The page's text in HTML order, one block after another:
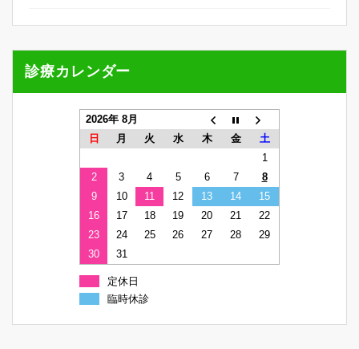
診療カレンダー
2026年 8月
日
月 火 水 木 金
土
1
2
3 4 5 6 7
8
9
10 11 12 13 14
15
16
17 18 19 20 21
22
23
24 25 26 27 28
29
30
31
定休日
臨時休診